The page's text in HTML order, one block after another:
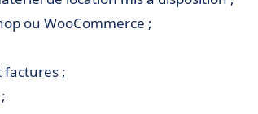
ou WooCommerce ;
factures ;